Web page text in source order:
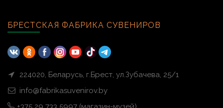
БРЕСТСКАЯ ФАБРИКА СУВЕНИРОВ
224020, Беларусь, г.Брест, ул.Зубачева, 25/1
info@fabrikasuvenirov.by